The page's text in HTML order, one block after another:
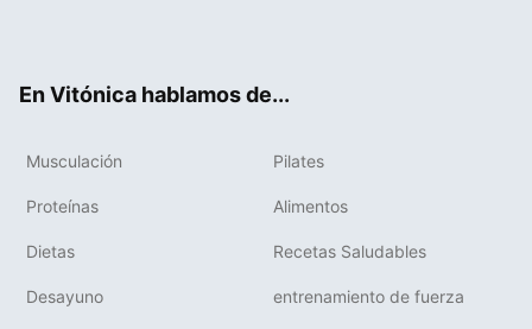
En Vitónica hablamos de...
Musculación Pilates
Proteínas Alimentos
Dietas Recetas Saludables
Desayuno entrenamiento de fuerza